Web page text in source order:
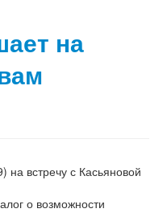
на
встречу с Касьяновой
о возможности